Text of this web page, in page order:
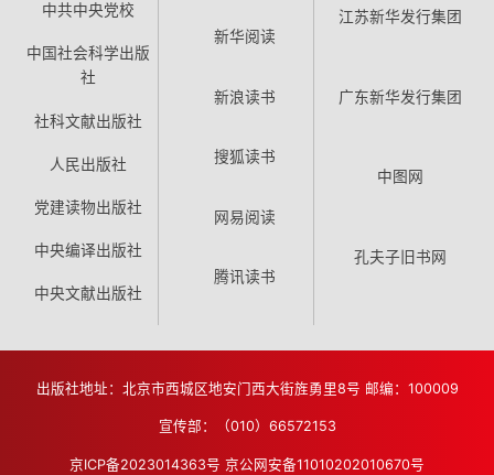
中共中央党校
中国社会科学出版
社
社科文献出版社
人民出版社
党建读物出版社
中央编译出版社
中央文献出版社
新华阅读
新浪读书
搜狐读书
网易阅读
腾讯读书
江苏新华发行集团
广东新华发行集团
中图网
孔夫子旧书网
出版社地址：北京市西城区地安门西大街旌勇里8号 邮编：100009
宣传部：（010）66572153
京ICP备2023014363号 京公网安备11010202010670号